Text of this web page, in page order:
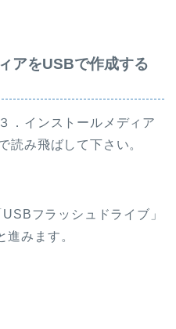
アをUSBで作成する
．インストールメディア
読み飛ばして下さい。
フラッシュドライブ」
進みます。